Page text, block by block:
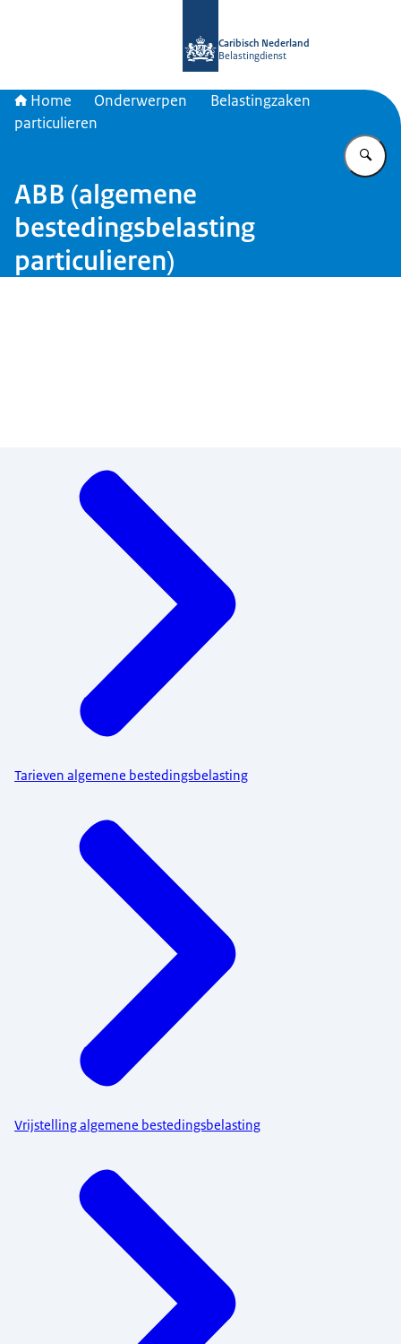
Caribisch Nederland
Belastingdienst
Home Onderwerpen
Belastingzaken
particulieren
ABB (algemene
bestedingsbelasting
particulieren)
Tarieven algemene bestedingsbelasting
Vrijstelling algemene bestedingsbelasting